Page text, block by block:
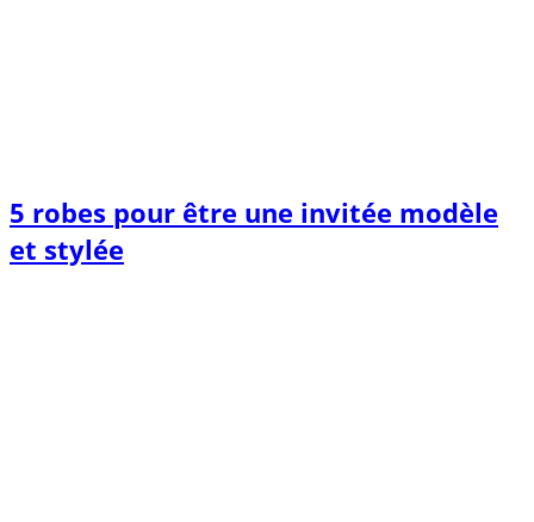
5 robes pour être une invitée modèle
et stylée